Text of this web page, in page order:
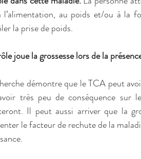
l’alimentation, au poids et/ou à la
la prise de poids.
joue la grossesse lors de la
démontre que le TCA peut
très peu de conséquence sur
Il peut aussi arriver que la
le facteur de rechute de la